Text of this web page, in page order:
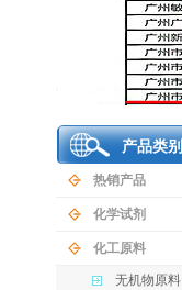
产品类别
热销产品
化学试剂
化工原料
无机物原料